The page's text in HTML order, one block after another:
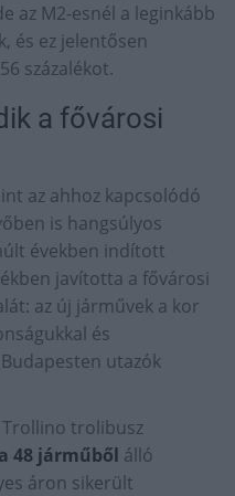
az M2-esnél a leginkább
és ez jelentősen
százalékot.
a fővárosi
az ahhoz kapcsolódó
is hangsúlyos
években indított
javította a fővárosi
az új járművek a kor
és
utazók
Trollino trolibusz
a 48 járműből álló
áron sikerült